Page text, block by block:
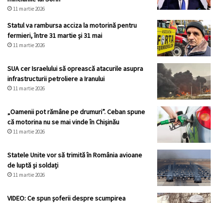
11 martie 2026
Statul va rambursa acciza la motorină pentru
fermieri, între 31 martie și 31 mai
11 martie 2026
SUA cer Israelului să oprească atacurile asupra
infrastructurii petroliere a Iranului
11 martie 2026
„Oamenii pot rămâne pe drumuri”. Ceban spune
că motorina nu se mai vinde în Chișinău
11 martie 2026
Statele Unite vor să trimită în România avioane
de luptă și soldați
11 martie 2026
VIDEO: Ce spun șoferii despre scumpirea